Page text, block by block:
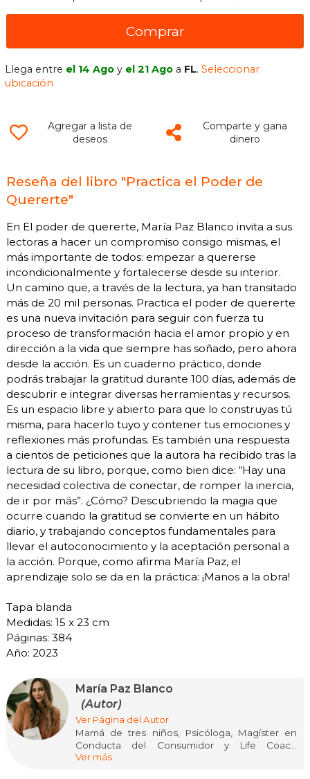
Comprar
Llega entre el 14 Ago y el 21 Ago a FL.Seleccionar
ubicación
Agregar a lista de
deseos
Comparte y gana
dinero
Reseña del libro "Practica el Poder de
Quererte"
En El poder de quererte, María Paz Blanco invita a sus
lectoras a hacer un compromiso consigo mismas, el
más importante de todos: empezar a quererse
incondicionalmente y fortalecerse desde su interior.
Un camino que, a través de la lectura, ya han transitado
más de 20 mil personas. Practica el poder de quererte
es una nueva invitación para seguir con fuerza tu
proceso de transformación hacia el amor propio y en
dirección a la vida que siempre has soñado, pero ahora
desde la acción. Es un cuaderno práctico, donde
podrás trabajar la gratitud durante 100 días, además de
descubrir e integrar diversas herramientas y recursos.
Es un espacio libre y abierto para que lo construyas tú
misma, para hacerlo tuyo y contener tus emociones y
reflexiones más profundas. Es también una respuesta
a cientos de peticiones que la autora ha recibido tras la
lectura de su libro, porque, como bien dice: “Hay una
necesidad colectiva de conectar, de romper la inercia,
de ir por más”. ¿Cómo? Descubriendo la magia que
ocurre cuando la gratitud se convierte en un hábito
diario, y trabajando conceptos fundamentales para
llevar el autoconocimiento y la aceptación personal a
la acción. Porque, como afirma María Paz, el
aprendizaje solo se da en la práctica: ¡Manos a la obra!
Tapa blanda
Medidas: 15 x 23 cm
Páginas: 384
Año: 2023
María Paz Blanco
(Autor)
Ver Página del Autor
Mamá de tres niños, Psicóloga, Magíster en
Conducta del Consumidor y Life Coach
Certificada, es una de las principales referentes
Ver más